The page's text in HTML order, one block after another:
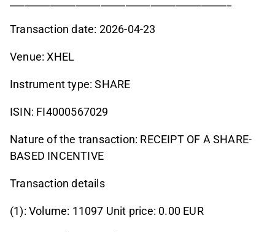
Transaction date: 2026-04-23
Venue: XHEL
Instrument type: SHARE
ISIN: FI4000567029
Nature of the transaction: RECEIPT OF A SHARE-
BASED INCENTIVE
Transaction details
(1): Volume: 11097 Unit price: 0.00 EUR